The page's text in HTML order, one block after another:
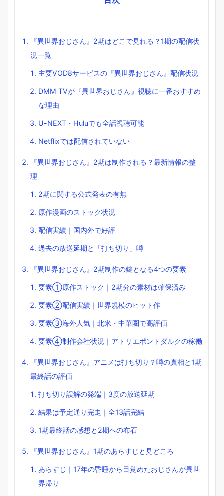
『異世界おじさん』2期はどこで見れる？1期の配信状
況一覧
主要VOD8サービスの『異世界おじさん』配信状況
DMM TVが『異世界おじさん』視聴に一番おすすめ
な理由
U-NEXT・Huluでも全話視聴可能
Netflixでは配信されていない
『異世界おじさん』2期は制作される？最新情報の整
理
2期に関する公式発表の有無
原作漫画のストック状況
配信実績｜国内外で好評
過去の放送延期と「打ち切り」噂
『異世界おじさん』2期制作の鍵となる4つの要素
要素①原作ストック｜2期分の素材は確保済み
要素②配信実績｜世界規模のヒット作
要素③海外人気｜北米・中華圏で高評価
要素④制作会社状況｜アトリエポントダルクの稼働
『異世界おじさん』アニメは打ち切り？噂の真相と1期
最終話の評価
打ち切り誤解の発端｜3度の放送延期
結果は予定通り完走｜全13話完結
1期最終話の感想と2期への布石
『異世界おじさん』1期のあらすじと見どころ
あらすじ｜17年の昏睡から目覚めたおじさんが異世
界帰り